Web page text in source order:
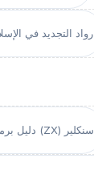
رواد التجديد في الإسلام : 1840 –
دليل برمجة حاسب سبكتروم (ZX) سنكلير